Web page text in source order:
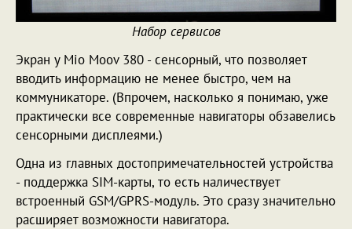
Набор сервисов
Экран у Mio Moov 380 - сенсорный, что позволяет
вводить информацию не менее быстро, чем на
коммуникаторе. (Впрочем, насколько я понимаю, уже
практически все современные навигаторы обзавелись
сенсорными дисплеями.)
Одна из главных достопримечательностей устройства
- поддержка SIM-карты, то есть наличествует
встроенный GSM/GPRS-модуль. Это сразу значительно
расширяет возможности навигатора.